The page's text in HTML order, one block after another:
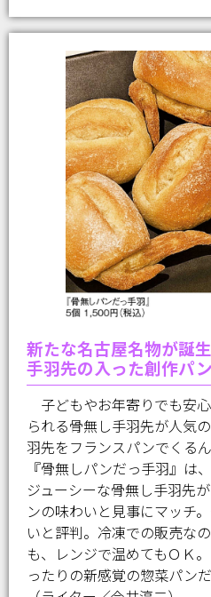
新たな名古屋名物が誕
手羽先の入った創作パン
子どもやお年寄りでも安
られる骨無し手羽先が人気
羽先をフランスパンでくる
『骨無しパンだっ手羽』は
ジューシーな骨無し手羽先
ンの味わいと見事にマッチ
いと評判。冷凍での販売な
も、レンジで温めてもＯＫ
ったりの新感覚の惣菜パンだ